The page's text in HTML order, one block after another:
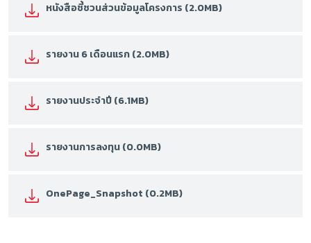
หนังสือชี้ชวนส่วนข้อมูลโครงการ (2.0MB)
รายงาน 6 เดือนแรก (2.0MB)
รายงานประจำปี (6.1MB)
รายงานการลงทุน (0.0MB)
OnePage_Snapshot (0.2MB)